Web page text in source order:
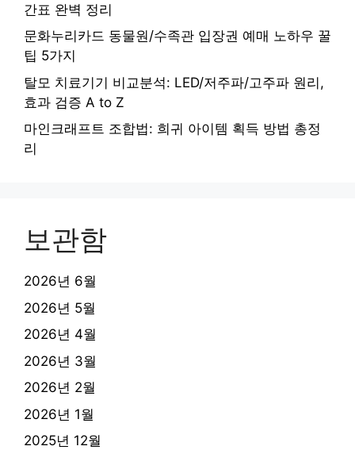
간표 완벽 정리
문화누리카드 동물원/수족관 입장권 예매 노하우 꿀
팁 5가지
탈모 치료기기 비교분석: LED/저주파/고주파 원리,
효과 검증 A to Z
마인크래프트 조합법: 희귀 아이템 획득 방법 총정
리
보관함
2026년 6월
2026년 5월
2026년 4월
2026년 3월
2026년 2월
2026년 1월
2025년 12월